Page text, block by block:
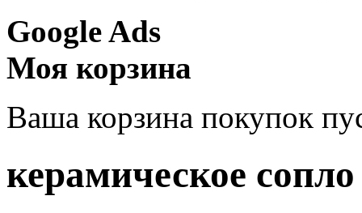
Google Ads
Моя корзина
Ваша корзина покупок
керамическое